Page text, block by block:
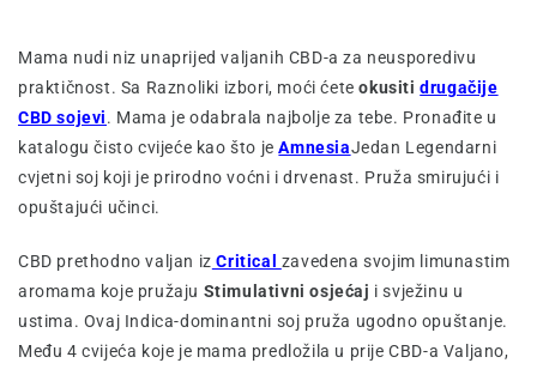
Mama nudi niz unaprijed valjanih CBD-a za neusporedivu
praktičnost. Sa Raznoliki izbori, moći ćeteokusiti drugačije
CBD sojevi. Mama je odabrala najbolje za tebe. Pronađite u
katalogu čisto cvijeće kao što jeAmnesiaJedan Legendarni
cvjetni soj koji je prirodno voćni i drvenast. Pruža smirujući i
opuštajući učinci.
CBD prethodno valjan iz Critical zavedena svojim limunastim
aromama koje pružaju Stimulativni osjećaj i svježinu u
ustima. Ovaj Indica-dominantni soj pruža ugodno opuštanje.
Među 4 cvijeća koje je mama predložila u prije CBD-a Valjano,